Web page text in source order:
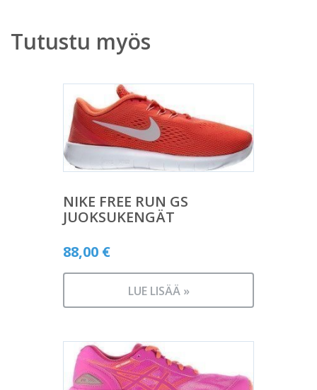
Tutustu myös
NIKE FREE RUN GS
JUOKSUKENGÄT
88,00 €
LUE LISÄÄ »